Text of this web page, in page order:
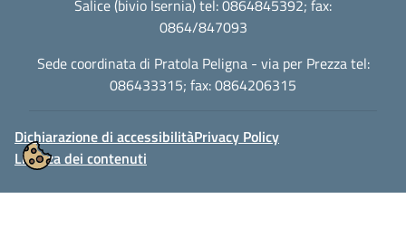
Salice (bivio Isernia) tel: 0864845392; fax:
0864/847093
Sede coordinata di Pratola Peligna - via per Prezza tel:
086433315; fax: 0864206315
Dichiarazione di accessibilitàPrivacy Policy
Licenza dei contenuti